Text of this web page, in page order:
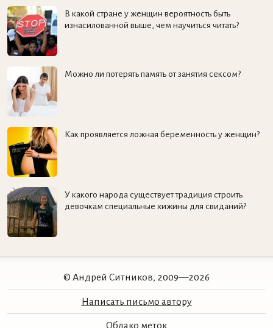
В какой стране у женщин вероятность быть
изнасилованной выше, чем научиться читать?
Можно ли потерять память от занятия сексом?
Как проявляется ложная беременность у женщин?
У какого народа существует традиция строить
девочкам специальные хижины для свиданий?
© Андрей Ситников, 2009—2026
Написать письмо автору
Облако меток